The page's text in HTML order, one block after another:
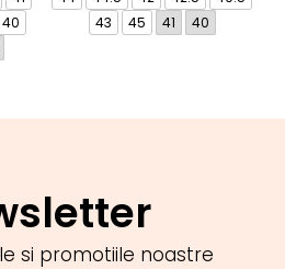
40
43
45 41 40
si promotiile noastre